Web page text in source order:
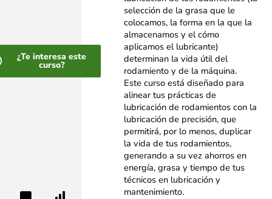
¿Te interesa este
curso?
selección de la grasa que le
colocamos, la forma en la que la
almacenamos y el cómo
aplicamos el lubricante)
determinan la vida útil del
rodamiento y de la máquina.
Este curso está diseñado para
alinear tus prácticas de
lubricación de rodamientos con la
lubricación de precisión, que
permitirá, por lo menos, duplicar
la vida de tus rodamientos,
generando a su vez ahorros en
energía, grasa y tiempo de tus
técnicos en lubricación y
mantenimiento.